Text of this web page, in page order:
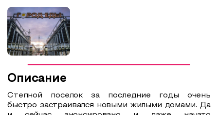
Образовательный туризм
Аттестованные экскурсоводы
Маршруты от экскурсоводов
Все маршруты
Доступная среда
Описание
Степной поселок за последние годы очень
быстро застраивался новыми жилыми домами. Да